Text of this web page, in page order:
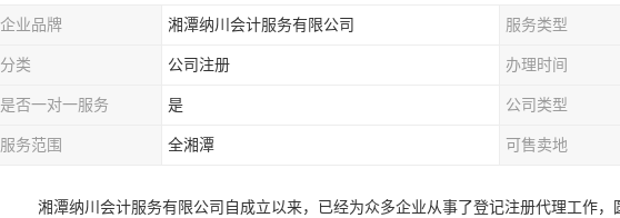
企业品牌 湘潭纳川会计服务有限公司 服务类型
分类 公司注册 办理时间
是否一对一服务 是 公司类型
服务范围 全湘潭 可售卖地
湘潭纳川会计服务有限公司自成立以来，已经为众多企业从事了登记注册代理工作